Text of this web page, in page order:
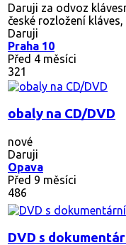
Daruji za odvoz
české rozložení kláves,
Daruji
Praha 10
Před 4 měsíci
321
obaly na CD/DVD
nové
Daruji
Opava
Před 9 měsíci
486
DVD s